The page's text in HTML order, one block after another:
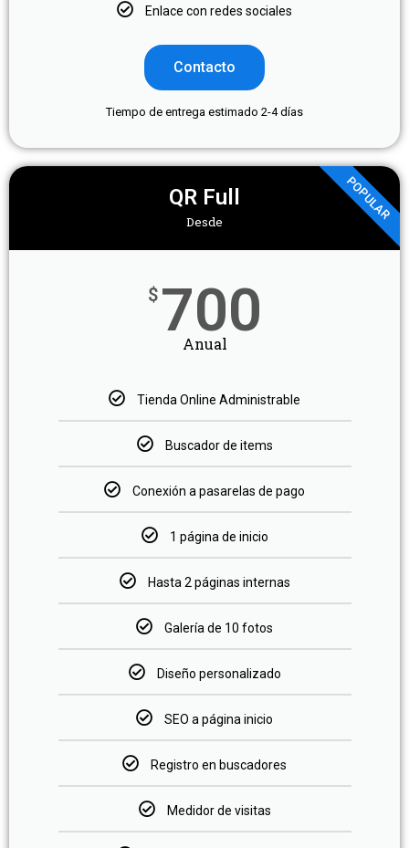
Enlace con redes sociales
Contacto
Tiempo de entrega estimado 2-4 días
QR Full
Desde
$ 700
Anual
Tienda Online Administrable
Buscador de items
Conexión a pasarelas de pago
1 página de inicio
Hasta 2 páginas internas
Galería de 10 fotos
Diseño personalizado
SEO a página inicio
Registro en buscadores
Medidor de visitas
POPULAR